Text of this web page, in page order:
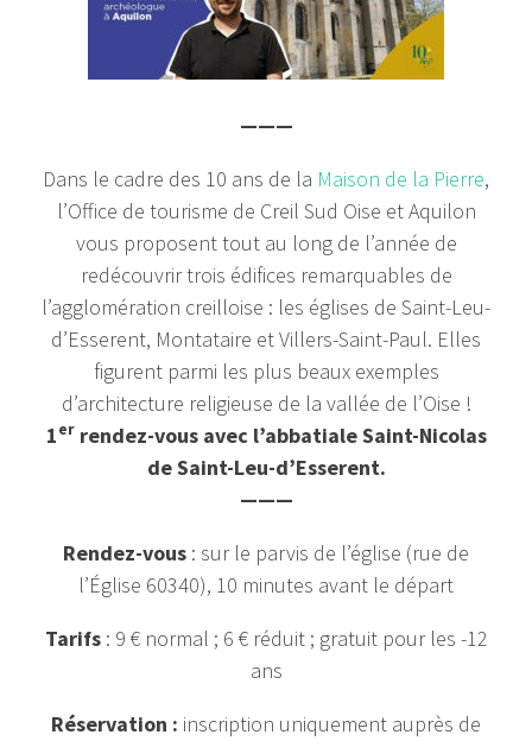
———
Dans le cadre des 10 ans de la Maison de la Pierre,
l’Office de tourisme de Creil Sud Oise etAquilon
vous proposent tout au long de l’année de
redécouvrir trois édifices remarquables de
l’agglomération creilloise : les églises de Saint-Leu-
d’Esserent, Montataire et Villers-Saint-Paul. Elles
figurent parmi les plus beaux exemples
d’architecture religieuse de la vallée de l’Oise !
1errendez-vous avec l’abbatiale Saint-Nicolas
de Saint-Leu-d’Esserent.
———
Rendez-vous : sur le parvis de l’église (rue de
l’Église 60340), 10 minutes avant le départ
Tarifs: 9 € normal ; 6 € réduit ; gratuit pour les -12
ans
Réservation : inscription uniquement auprès de